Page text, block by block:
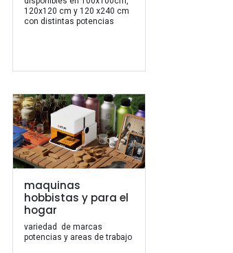
120x120 cm y 120 x240 cm
con distintas potencias
maquinas
hobbistas y para el
hogar
variedad de marcas
potencias y areas de trabajo